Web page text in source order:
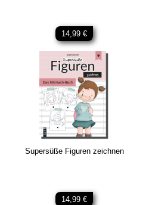
14,99 €
Supersüße Figuren zeichnen
14,99 €